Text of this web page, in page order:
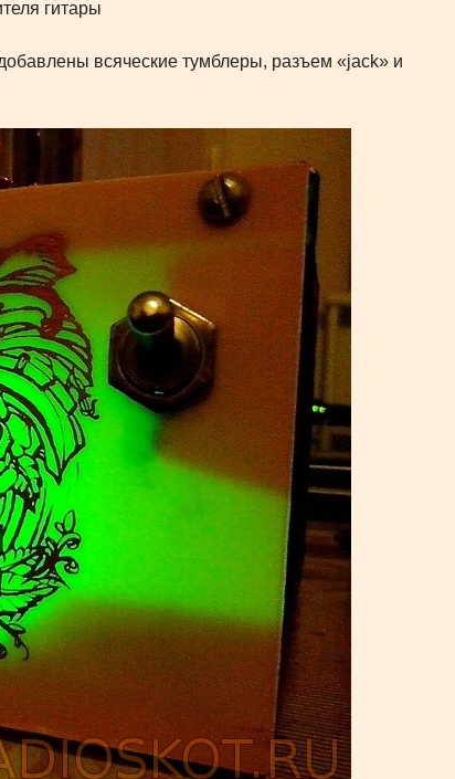
всяческие тумблеры, разъем «jack» и